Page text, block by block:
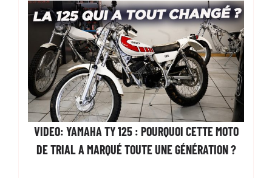
VIDEO: YAMAHA TY 125 : POURQUOI CETTE MOTO
DE TRIAL A MARQUÉ TOUTE UNE GÉNÉRATION ?